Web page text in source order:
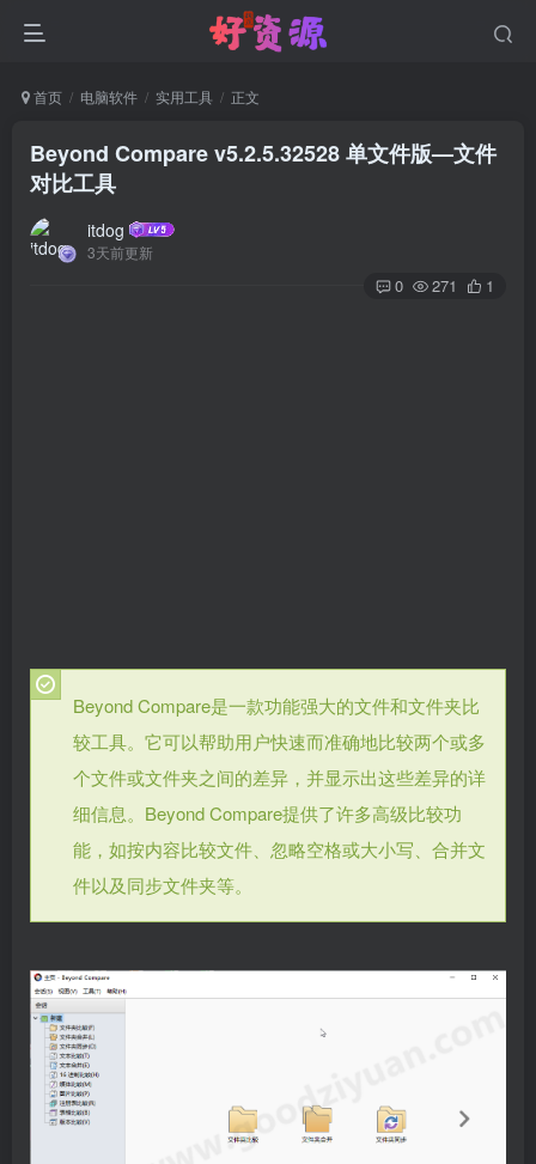
首页 电脑软件 实用工具 正文
Beyond Compare v5.2.5.32528 单文件版—文件
对比工具
itdog
3天前更新
0 271 1
Beyond Compare是一款功能强大的文件和文件夹比
较工具。它可以帮助用户快速而准确地比较两个或多
个文件或文件夹之间的差异，并显示出这些差异的详
细信息。Beyond Compare提供了许多高级比较功
能，如按内容比较文件、忽略空格或大小写、合并文
件以及同步文件夹等。